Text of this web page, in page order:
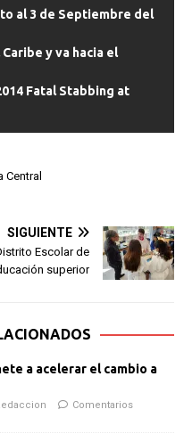
al 3 de Septiembre del
y va hacia el
Fatal Stabbing at
Central
SIGUIENTE
Escolar de
superior
a acelerar el cambio a
Comentarios